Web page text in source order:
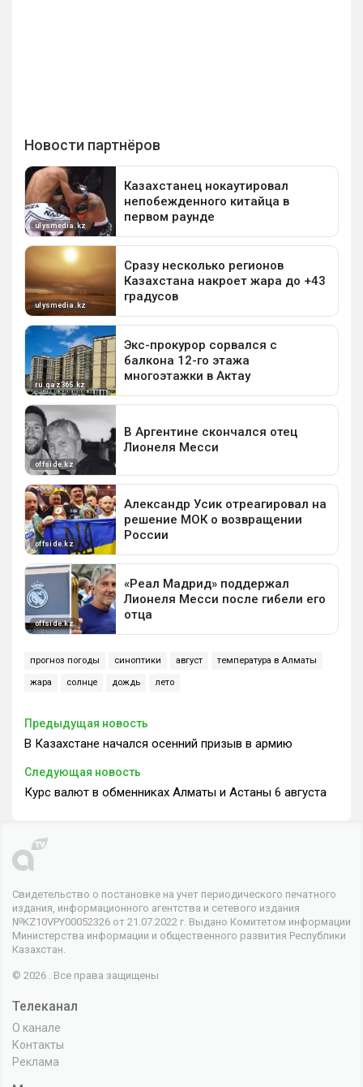
прогноз погоды синоптики август температура в Алматы
жара солнце дождь лето
Предыдущая новость
В Казахстане начался осенний призыв в армию
Следующая новость
Курс валют в обменниках Алматы и Астаны 6 августа
Свидетельство о постановке на учет периодического печатного
издания, информационного агентства и сетевого издания
№KZ10VPY00052326 от 21.07.2022 г. Выдано Комитетом информации
Министерства информации и общественного развития Республики
Казахстан.
© 2026 . Все права защищены
Телеканал
О канале
Контакты
Реклама